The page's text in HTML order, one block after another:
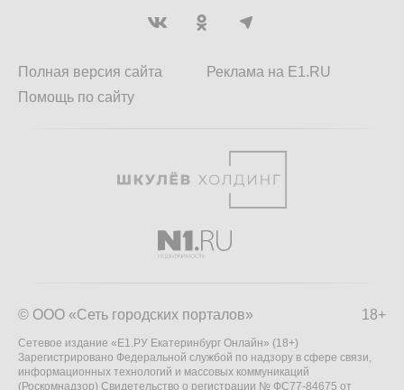
Полная версия сайта
Помощь по сайту
Реклама на E1.RU
18+
© ООО «Сеть городских порталов»
Сетевое издание «Е1.РУ Екатеринбург Онлайн» (18+)
Зарегистрировано Федеральной службой по надзору в сфере связи,
информационных технологий и массовых коммуникаций
(Роскомнадзор) Свидетельство о регистрации № ФС77-84675 от